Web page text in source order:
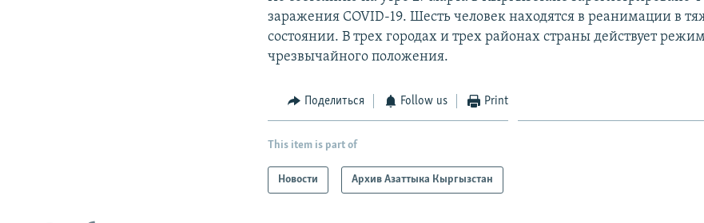
заражения COVID-19. Шесть человек находятся в реанимации в
состоянии. В трех городах и трех районах страны действует
чрезвычайного положения.
Поделиться Follow us Print
This item is part of
Новости Архив Азаттыка Кыргызстан